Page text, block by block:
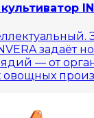
задаёт
— от